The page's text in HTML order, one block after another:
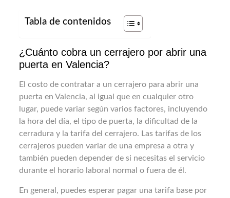
Tabla de contenidos
¿Cuánto cobra un cerrajero por abrir una
puerta en Valencia?
El costo de contratar a un cerrajero para abrir una
puerta en Valencia, al igual que en cualquier otro
lugar, puede variar según varios factores, incluyendo
la hora del día, el tipo de puerta, la dificultad de la
cerradura y la tarifa del cerrajero. Las tarifas de los
cerrajeros pueden variar de una empresa a otra y
también pueden depender de si necesitas el servicio
durante el horario laboral normal o fuera de él.
En general, puedes esperar pagar una tarifa base por